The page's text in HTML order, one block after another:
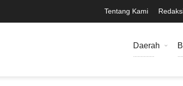
Tentang Kami
Daerah
..............